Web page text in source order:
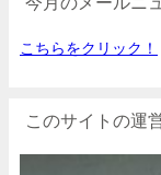
こちらをクリック！
このサイトの運